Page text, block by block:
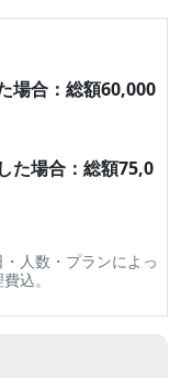
場合：総額60,000
た場合：総額75,0
人数・プランによっ
込。